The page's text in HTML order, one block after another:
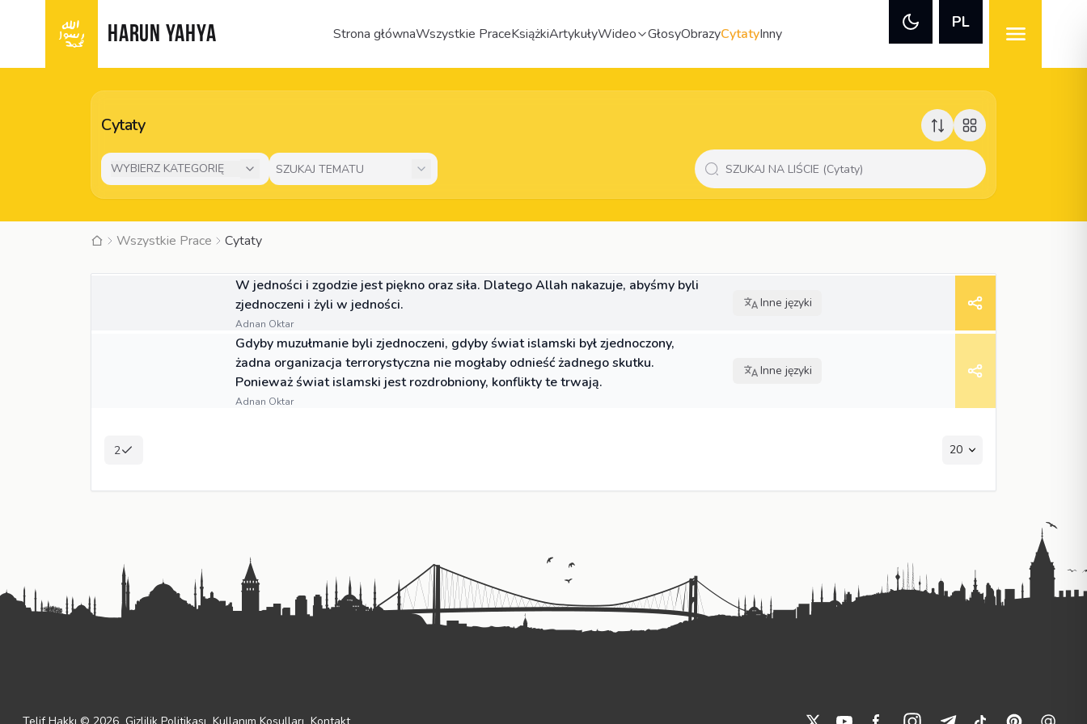
HARUN YAHYA Strona głównaWszystkie PraceKsiążkiArtykułyWideo GłosyObrazyCytatyInny
PL
Cytaty
WYBIERZ KATEGORIĘ
Wszystkie Prace Cytaty
W jedności i zgodzie jest piękno oraz siła. Dlatego Allah nakazuje, abyśmy byli
zjednoczeni i żyli w jedności.
Adnan Oktar
Inne języki
Gdyby muzułmanie byli zjednoczeni, gdyby świat islamski był zjednoczony,
żadna organizacja terrorystyczna nie mogłaby odnieść żadnego skutku.
Ponieważ świat islamski jest rozdrobniony, konflikty te trwają.
Adnan Oktar
Inne języki
2 20